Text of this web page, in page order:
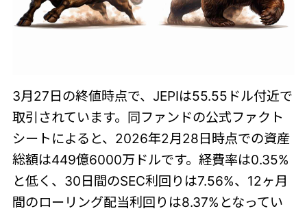
3月27日の終値時点で、JEPIは55.55ドル付近で
取引されています。同ファンドの公式ファクト
シートによると、2026年2月28日時点での資産
総額は449億6000万ドルです。経費率は0.35%
と低く、30日間のSEC利回りは7.56%、12ヶ月
間のローリング配当利回りは8.37%となってい